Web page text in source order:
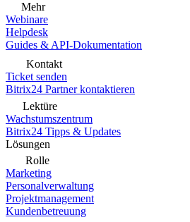
Mehr
Webinare
Helpdesk
Guides & API-Dokumentation
Kontakt
Ticket senden
Bitrix24 Partner kontaktieren
Lektüre
Wachstumszentrum
Bitrix24 Tipps & Updates
Lösungen
Rolle
Marketing
Personalverwaltung
Projektmanagement
Kundenbetreuung